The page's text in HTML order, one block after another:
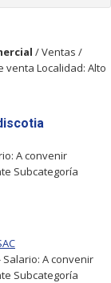
/ Ventas /
venta Localidad: Alto
A convenir
Subcategoría
Salario: A convenir
Subcategoría